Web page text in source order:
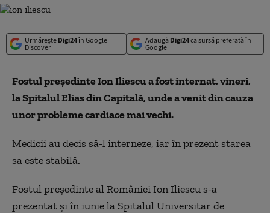
Urmărește Digi24în Google
Discover
Adaugă Digi24ca sursă preferată în
Google
Fostul președinte Ion Iliescu a fost internat, vineri,
la Spitalul Elias din Capitală, unde a venit din cauza
unor probleme cardiace mai vechi.
Medicii au decis să-l interneze, iar în prezent starea
sa este stabilă.
Fostul președinte al României Ion Iliescu s-a
prezentat și în iunie la Spitalul Universitar de